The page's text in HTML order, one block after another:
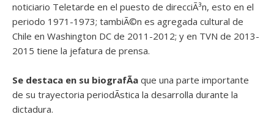
noticiario Teletarde en el puesto de direcciÃ³n, esto en el
periodo 1971-1973; tambiÃ©n es agregada cultural de
Chile en Washington DC de 2011-2012; y en TVN de 2013-
2015 tiene la jefatura de prensa.
Se destaca en su biografÃ­a que una parte importante
de su trayectoria periodÃ­stica la desarrolla durante la
dictadura.